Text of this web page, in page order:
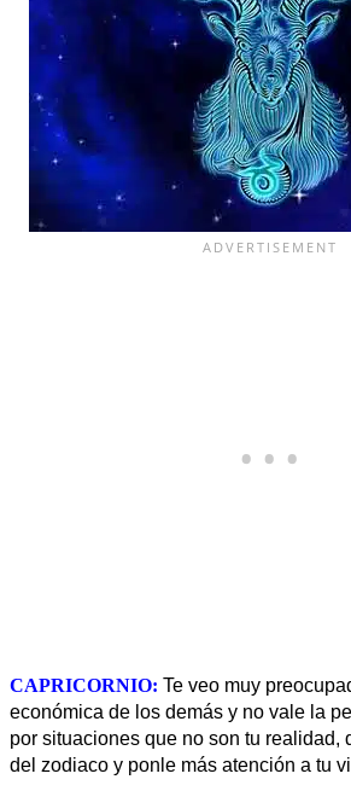
CAPRICORNIO: Te veo muy
económica de los demás y no vale la
por situaciones que no son tu realidad,
del zodiaco y ponle más atención a tu